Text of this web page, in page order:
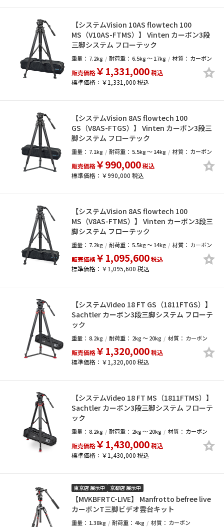
【システムVision 10AS flowtech 100
MS（V10AS-FTMS）】 Vinten カーボン3段
三脚システム フローテック
重量： 7.2kg 耐荷重：6.5kg ～ 17kg 材質： カーボン
販売価格￥1,331,000税込
標準価格：￥1,331,000 税込
【システムVision 8AS flowtech 100
GS（V8AS-FTGS）】 Vinten カーボン3段三
脚システム フローテック
重量： 7.1kg 耐荷重：5.5kg ～ 14kg 材質： カーボン
販売価格￥990,000税込
標準価格：￥990,000 税込
【システムVision 8AS flowtech 100
MS（V8AS-FTMS）】 Vinten カーボン3段三
脚システム フローテック
重量： 7.2kg 耐荷重：5.5kg ～ 14kg 材質： カーボン
販売価格￥1,095,600税込
標準価格：￥1,095,600 税込
【システムVideo 18 FT GS（1811FTGS）】
Sachtler カーボン3段三脚システム フローテ
ック
重量： 8.2kg 耐荷重： 2kg ～ 20kg 材質： カーボン
販売価格￥1,320,000税込
標準価格：￥1,320,000 税込
【システムVideo 18 FT MS（1811FTMS）】
Sachtler カーボン3段三脚システム フローテ
ック
重量： 8.2kg 耐荷重： 2kg ～ 20kg 材質： カーボン
販売価格￥1,430,000税込
標準価格：￥1,430,000 税込
東京店 展示中 京都店 展示中
【MVKBFRTC-LIVE】 Manfrotto befree live
カーボンT三脚ビデオ雲台キット
重量： 1.38kg 耐荷重：4kg 材質： カーボン